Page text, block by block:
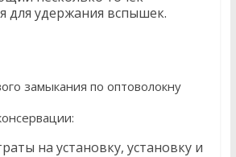
для удержания вспышек.
замыкания по оптоволокну
на установку, установку и